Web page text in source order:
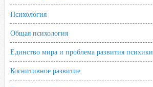
Психология
Общая психология
Единство мира и проблема развития психики
Когнитивное развитие